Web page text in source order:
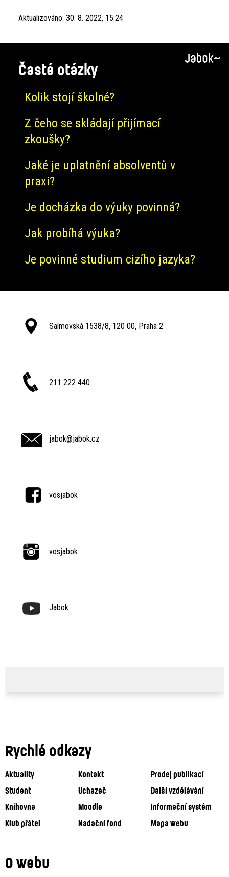
Aktualizováno: 30. 8. 2022, 15:24
Časté otázky
Kolik stojí školné?
Z čeho se skládají přijímací
zkoušky?
Jaké je uplatnění absolventů v
praxi?
Je docházka do výuky povinná?
Jak probíhá výuka?
Je povinné studium cizího jazyka?
Salmovská 1538/8, 120 00, Praha 2
211 222 440
jabok@jabok.cz
vosjabok
vosjabok
Jabok
Rychlé odkazy
Aktuality Kontakt
Prodej publikací
Student
Uchazeč
Další vzdělávání
Knihovna
Moodle
Informační systém
Klub přátel
Nadační fond Mapa webu
O webu